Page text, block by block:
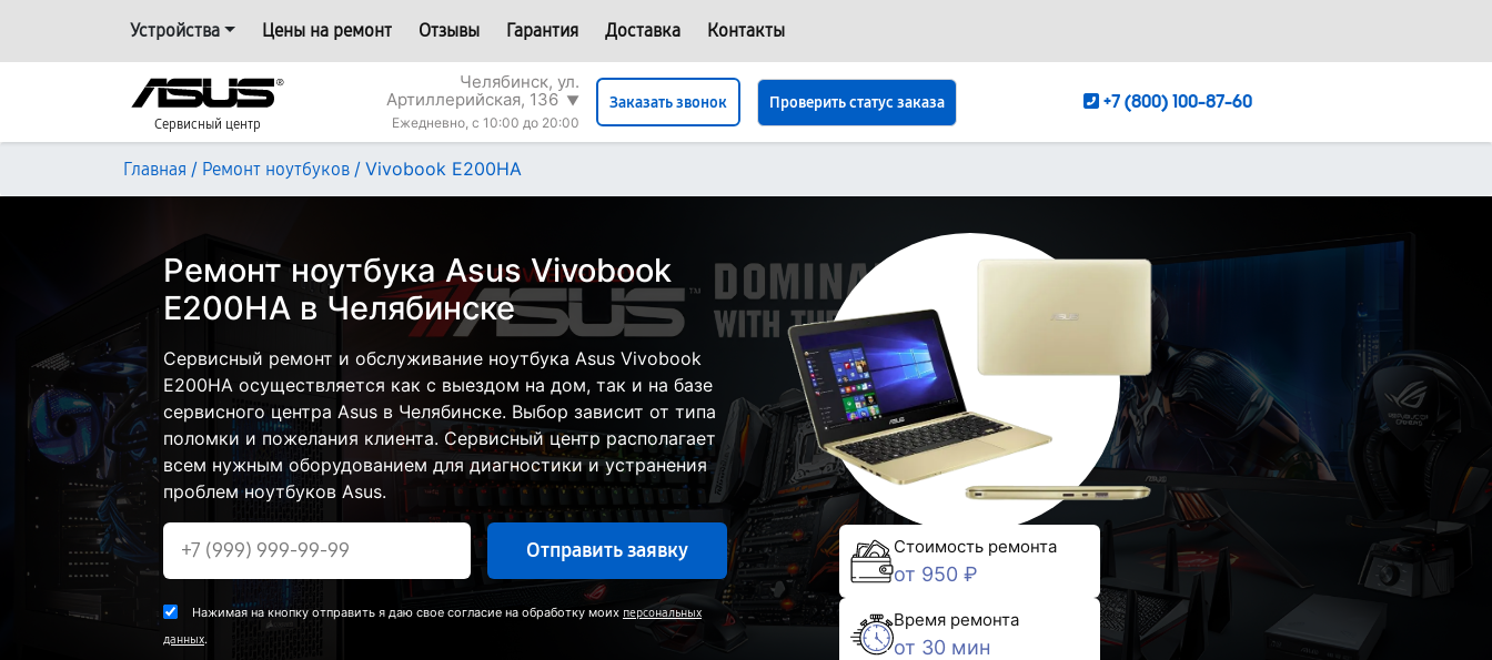
Устройства Цены на ремонт Отзывы Гарантия Доставка Контакты
Сервисный центр
Челябинск, ул.
Артиллерийская, 136 ▼
Ежедневно, с 10:00 до 20:00
Заказать звонок Проверить статус заказа +7 (800) 100-87-60
Главная / Ремонт ноутбуков / Vivobook E200HA
Ремонт ноутбука Asus Vivobook
E200HA в Челябинске
Сервисный ремонт и обслуживание ноутбука Asus Vivobook
E200HA осуществляется как с выездом на дом, так и на базе
сервисного центра Asus в Челябинске. Выбор зависит от типа
поломки и пожелания клиента. Сервисный центр располагает
всем нужным оборудованием для диагностики и устранения
проблем ноутбуков Asus.
Отправить заявку
Нажимая на кнопку отправить я даю свое согласие на обработку моих персональных
данных.
Стоимость ремонта
от 950 ₽
Время ремонта
от 30 мин